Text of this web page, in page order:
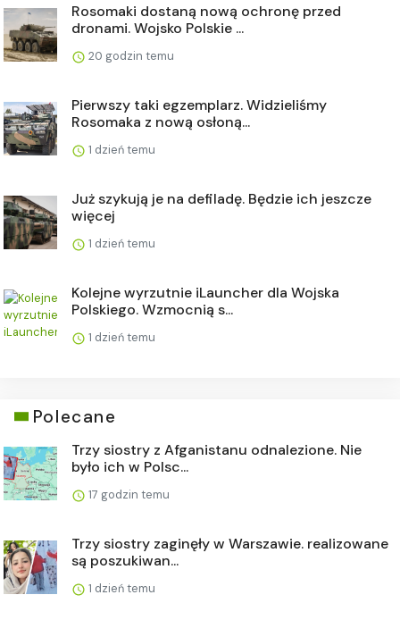
Rosomaki dostaną nową ochronę przed
dronami. Wojsko Polskie ...
20 godzin temu
Pierwszy taki egzemplarz. Widzieliśmy
Rosomaka z nową osłoną...
1 dzień temu
Już szykują je na defiladę. Będzie ich jeszcze
więcej
1 dzień temu
Kolejne wyrzutnie iLauncher dla Wojska
Polskiego. Wzmocnią s...
1 dzień temu
Polecane
Trzy siostry z Afganistanu odnalezione. Nie
było ich w Polsc...
17 godzin temu
Trzy siostry zaginęły w Warszawie. realizowane
są poszukiwan...
1 dzień temu